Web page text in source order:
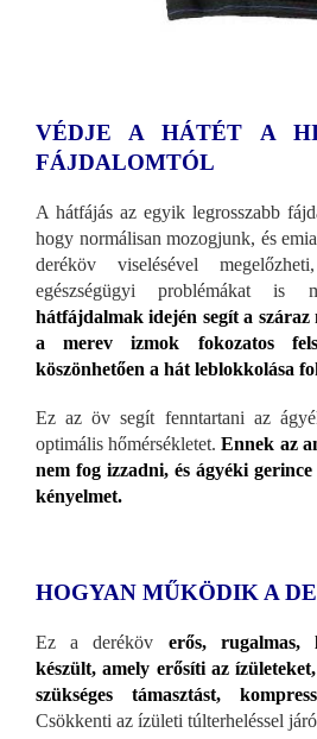
VÉDJE A HÁTÉT A
FÁJDALOMTÓL
A hátfájás az egyik legrosszabb
hogy normálisan mozogjunk, és
deréköv viselésével
egészségügyi problémákat is
hátfájdalmak idején segít a száraz
a merev izmok fokozatos
köszönhetően a hát leblokkolása
Ez az öv segít fenntartani az
optimális hőmérsékletet. Ennek az
nem fog izzadni, és ágyéki
kényelmet.
HOGYAN MŰKÖDIK A
Ez a deréköv erős, rugalmas,
készült, amely erősíti az
szükséges támasztást,
Csökkenti az ízületi túlterheléssel